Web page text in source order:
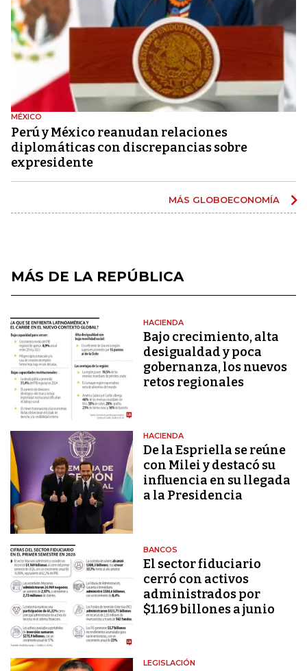
MÉXICO
Perú y México reanudan relaciones
diplomáticas con discrepancias sobre
expresidente
MÁS GLOBOECONOMÍA
MÁS DE LA REPÚBLICA
HACIENDA
Bajo crecimiento, alta
desigualdad y poca
gobernanza, los nuevos
retos regionales
HACIENDA
De la Espriella se reúne
con Milei y destacó su
influencia en su llegada
a la Presidencia
BANCOS
El sector fiduciario
cerró con activos
administrados por
$1.169 billones a junio
LEGISLACIÓN